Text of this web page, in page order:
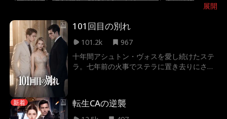
展開
101回目の別れ
101.2k
967
十年間アシュトン・ヴォスを愛し続けたステ
ラ。七年前の火事でステラに置き去りにされ
の形見と補聴器まで壊された彼女は、赤いド
レスで署名し、母のがん研究を支えてきた実
業家イーサンのもとへ。手放した星は、アシ
新着 転生CAの逆襲